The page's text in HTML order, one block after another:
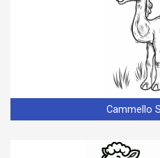
Cammello